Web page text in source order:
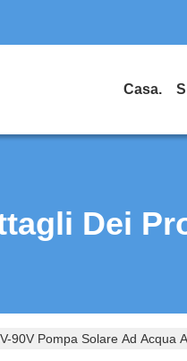
Casa.
Dei
90V Pompa Solare Ad Acqua